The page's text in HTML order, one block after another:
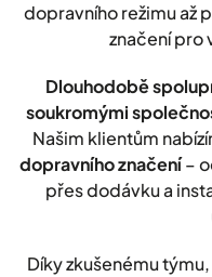
dopravního režimu až
značení pro
Dlouhodobě
soukromými
Našim klientům
dopravního značení–
přes dodávku a
Díky zkušenému